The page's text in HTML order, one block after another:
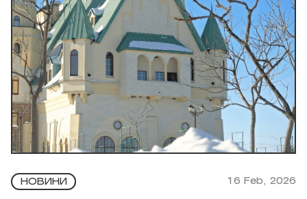
НОВИНИ 16 Feb, 2026